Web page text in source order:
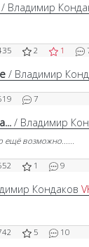
/ Владимир
2 1
/ Владимир
7
/ Владимир
ещё возможно......
1 9
Кондаков
5 10